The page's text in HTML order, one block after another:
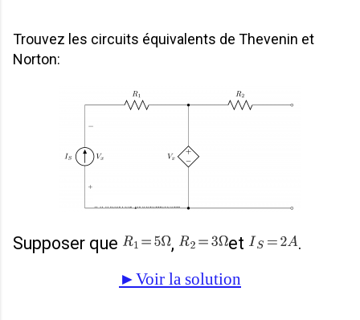
Trouvez les circuits équivalents de Thevenin et
Norton:
Supposer que , et .
►Voir la solution